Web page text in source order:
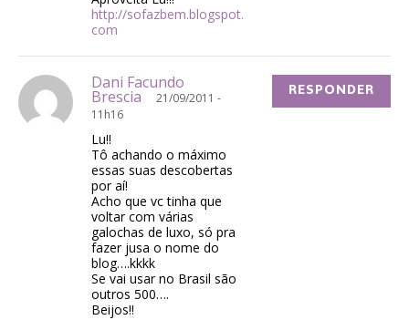
http://sofazbem.blogspot.
com
Dani Facundo
Brescia
21/09/2011 -
11h16
Lu!!
Tô achando o máximo
essas suas descobertas
por aí!
Acho que vc tinha que
voltar com várias
galochas de luxo, só pra
fazer jusa o nome do
blog….kkkk
Se vai usar no Brasil são
outros 500….
Beijos!!
RESPONDER